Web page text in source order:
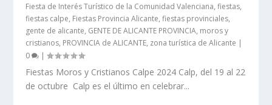
Fiesta de Interés Turístico de la Comunidad Valenciana,fiestas,
fiestas calpe, Fiestas Provincia Alicante,fiestas provinciales,
gente de alicante, GENTE DE ALICANTE PROVINCIA, moros y
cristianos, PROVINCIA de ALICANTE, zona turística de Alicante |
0
|
Fiestas Moros y Cristianos Calpe 2024 Calp, del 19 al 22
de octubre Calp es el último en celebrar...